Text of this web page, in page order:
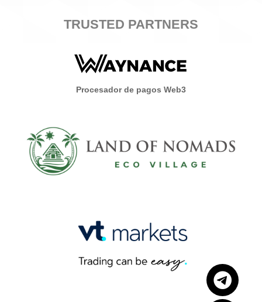
TRUSTED PARTNERS
Procesador de pagos Web3